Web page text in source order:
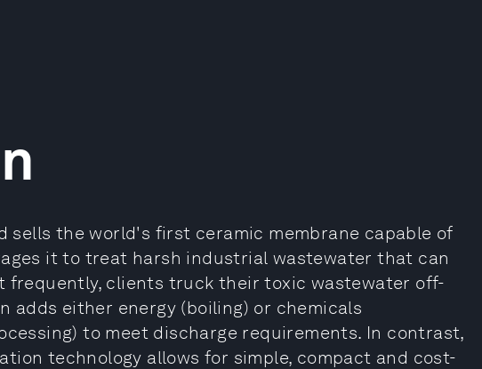
sells the world's first ceramic membrane capable of
it to treat harsh industrial wastewater that can
frequently, clients truck their toxic wastewater off-
either energy (boiling) or chemicals
to meet discharge requirements. In contrast,
technology allows for simple, compact and cost-